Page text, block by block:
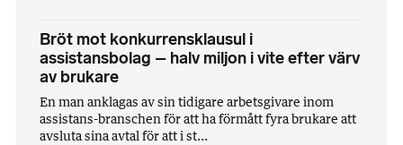
Bröt mot konkurrensklausul i
assistansbolag – halv miljon i vite efter värv
av brukare
En man anklagas av sin tidigare arbetsgivare inom
assistans-branschen för att ha förmått fyra brukare att
avsluta sina avtal för att i st...